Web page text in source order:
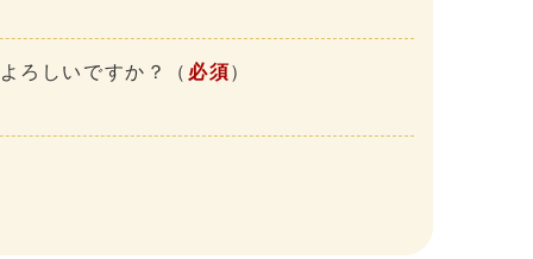
ろしいですか？ （ 必須）